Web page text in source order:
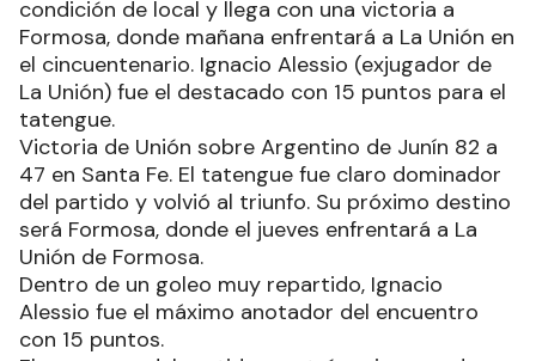
condición de local y llega con una victoria a
Formosa, donde mañana enfrentará a La Unión en
el cincuentenario. Ignacio Alessio (exjugador de
La Unión) fue el destacado con 15 puntos para el
tatengue.
Victoria de Unión sobre Argentino de Junín 82 a
47 en Santa Fe. El tatengue fue claro dominador
del partido y volvió al triunfo. Su próximo destino
será Formosa, donde el jueves enfrentará a La
Unión de Formosa.
Dentro de un goleo muy repartido, Ignacio
Alessio fue el máximo anotador del encuentro
con 15 puntos.